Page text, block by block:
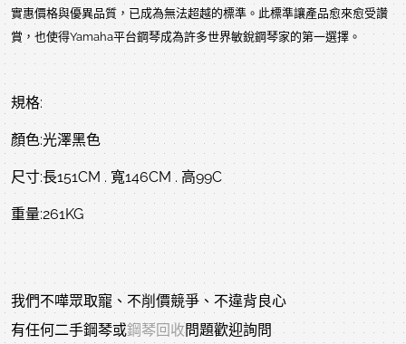
實惠價格與優異品質，已成為無法超越的標準。此標準讓產品愈來愈受讚
賞，也使得Yamaha平台鋼琴成為許多世界敏銳鋼琴家的第一選擇。
規格:
顏色:光澤黑色
尺寸:長151CM . 寬146CM . 高99C
重量:261KG
我們不嘩眾取寵、不削價競爭、不違背良心
有任何二手鋼琴或鋼琴回收問題歡迎詢問